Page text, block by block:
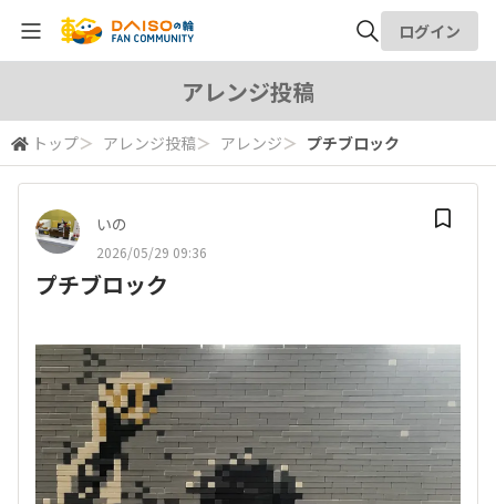
検索
ログイン
アレンジ投稿
トップ＞ アレンジ投稿＞ アレンジ＞ プチブロック
いの
2026/05/29 09:36
プチブロック